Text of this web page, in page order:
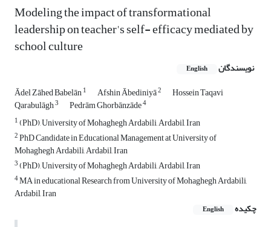
Modeling the impact of transformational
leadership on teacher's self- efficacy mediated by
school culture
نویسندگان English
Ādel Zāhed Babelān1 Afshin Ābediniyā2 Hossein Taqavi
Qarabulāgh3 Pedrām Ghorbānzāde4
1(PhD), University of Mohaghegh Ardabili, Ardabil, Iran
2PhD Candidate in Educational Management at University of
Mohaghegh Ardabili, Ardabil, Iran
3(PhD), University of Mohaghegh Ardabili, Ardabil, Iran
4MA in educational Research from University of Mohaghegh Ardabili,
Ardabil, Iran
چکیده
English